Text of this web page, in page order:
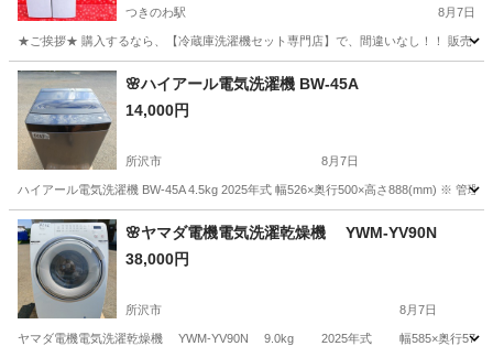
つきのわ駅 8月7日
★ご挨拶★ 購入するなら、【冷蔵庫洗濯機セット専門店】で、間違いなし！！ 販売セ
埼玉 比企郡 つきのわ駅 キッチン家電
🌸ハイアール電気洗濯機 BW-45A
14,000円
所沢市 8月7日
ハイアール電気洗濯機 BW-45A 4.5kg 2025年式 幅526×奥行500×高さ888(mm) ※ 管
埼玉 所沢市 生活家電 商品
🌸ヤマダ電機電気洗濯乾燥機 YWM-YV90N
38,000円
所沢市 8月7日
ヤマダ電機電気洗濯乾燥機 YWM-YV90N 9.0kg 2025年式 幅585×奥行570×高